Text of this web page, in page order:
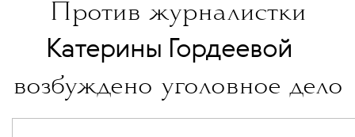
Против журналистки
Катерины Гордеевой
возбуждено уголовное дело